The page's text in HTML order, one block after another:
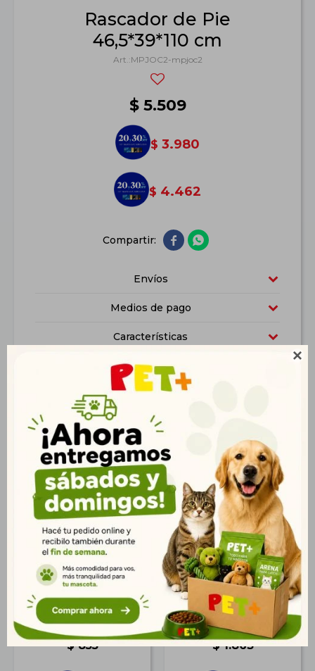

Rascador de Pie
46,5*39*110 cm
MPJOC2-mpjoc2
$ 5.509
$ 3.980
$ 4.462
 
Envíos
Medios de pago
Características
Productos que te pueden interesar
Rascador de Pie
30*30*60 cm
$ 855
Rascador de Pie
c/Hamaca 45*30*40 cm
$ 1.863